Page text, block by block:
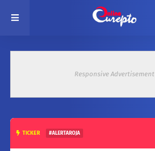
Responsive Advertisement
TICKER #DIPUTADOCAMPOS